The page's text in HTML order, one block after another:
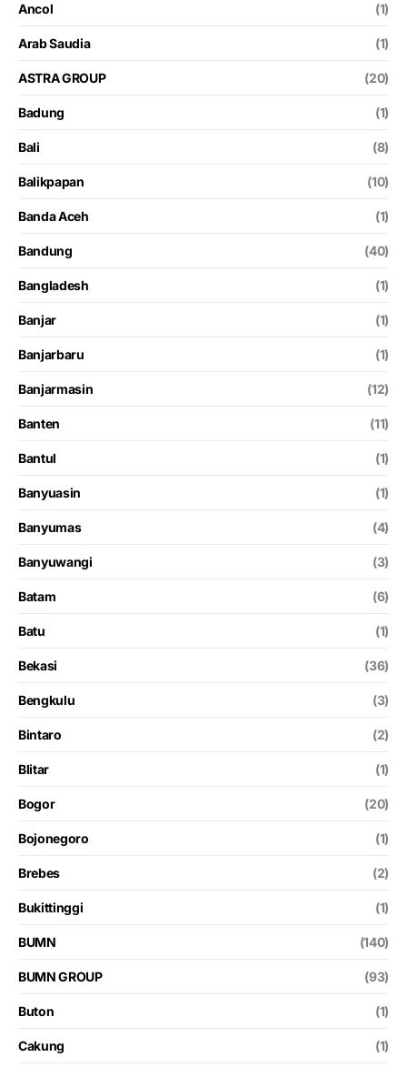
Ancol (1)
Arab Saudia (1)
ASTRA GROUP (20)
Badung (1)
Bali (8)
Balikpapan (10)
Banda Aceh (1)
Bandung (40)
Bangladesh (1)
Banjar (1)
Banjarbaru (1)
Banjarmasin (12)
Banten (11)
Bantul (1)
Banyuasin (1)
Banyumas (4)
Banyuwangi (3)
Batam (6)
Batu (1)
Bekasi (36)
Bengkulu (3)
Bintaro (2)
Blitar (1)
Bogor (20)
Bojonegoro (1)
Brebes (2)
Bukittinggi (1)
BUMN (140)
BUMN GROUP (93)
Buton (1)
Cakung (1)